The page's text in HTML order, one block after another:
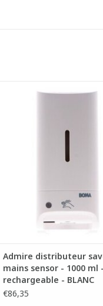
liquide
AJOUTER AU PANIER
Admire distributeur
mains sensor - 1000 ml -
rechargeable - BLANC
€86,35